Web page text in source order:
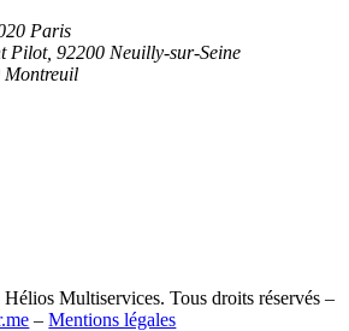
Paris
Pilot, 92200 Neuilly-sur-Seine
Montreuil
Multiservices. Tous droits réservés –
–Mentions légales